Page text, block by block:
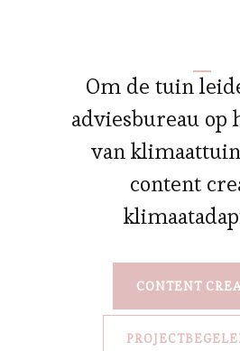
Om de tuin
adviesbureau op
van
content
CONTENT